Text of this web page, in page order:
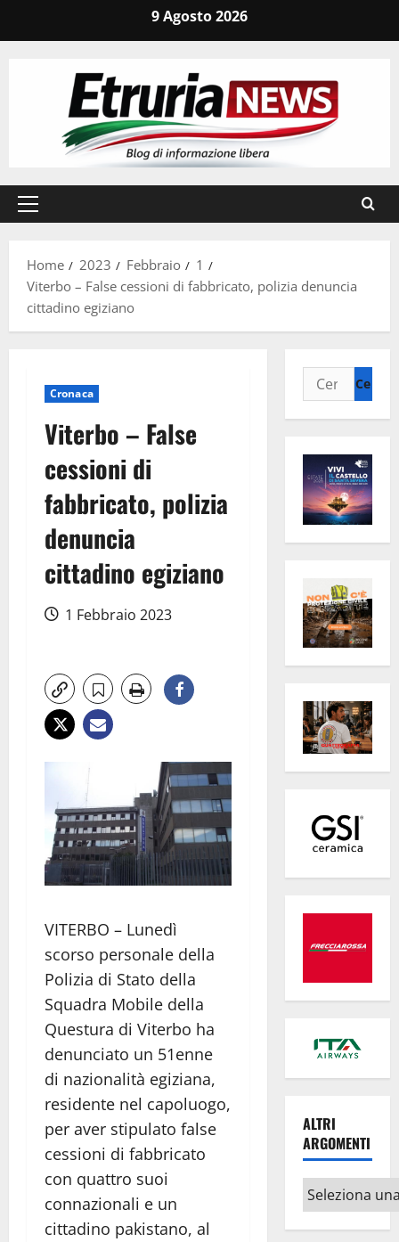
9 Agosto 2026
Menu
Home
2023 Febbraio
1
Viterbo – False cessioni di fabbricato, polizia denuncia
cittadino egiziano
Cronaca
Viterbo – False
cessioni di
fabbricato, polizia
denuncia
cittadino egiziano
1 Febbraio 2023
VITERBO – Lunedì
scorso personale della
Polizia di Stato della
Squadra Mobile della
Questura di Viterbo ha
denunciato un 51enne
di nazionalità egiziana,
residente nel capoluogo,
per aver stipulato false
cessioni di fabbricato
con quattro suoi
connazionali e un
cittadino pakistano, al
Ricerca
per:
ALTRI
ARGOMENTI
Altri
argomenti